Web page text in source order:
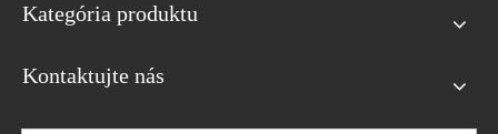
Kategória produktu
Kontaktujte nás